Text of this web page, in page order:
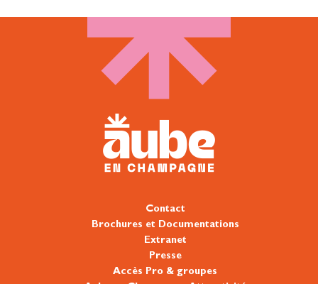
Contact
Brochures et Documentations
Extranet
Presse
Accès Pro & groupes